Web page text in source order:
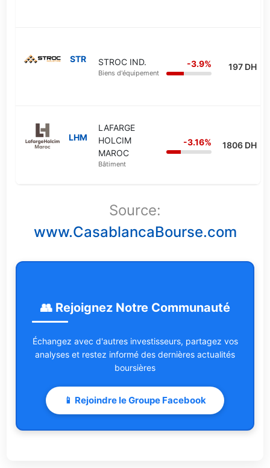
STR STROC IND.
Biens d'équipement
-3.9% 197 DH
LHM
LAFARGE
HOLCIM
MAROC
Bâtiment
-3.16% 1806 DH
Source:
www.CasablancaBourse.com
👥 Rejoignez Notre Communauté
Échangez avec d'autres investisseurs, partagez vos
analyses et restez informé des dernières actualités
boursières
📱 Rejoindre le Groupe Facebook